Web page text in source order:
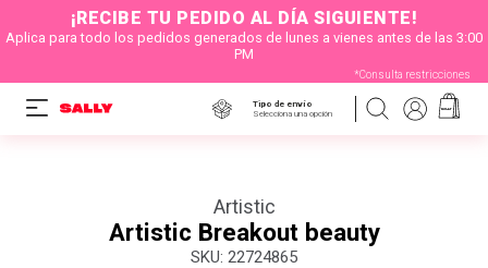
¡RECIBE TU PEDIDO AL DÍA SIGUIENTE!
Aplica para todo los pedidos generados de lunes a vienes antes de las 3:00
PM
*Consulta restricciones
Tipo de envío
Selecciona una opción
Artistic
Artistic Breakout beauty
: 22724865